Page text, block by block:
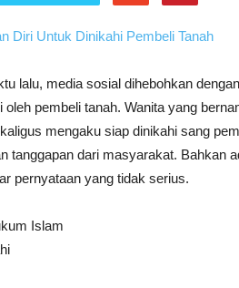
lalu, media sosial dihebohkan
pembeli tanah. Wanita yang
mengaku siap dinikahi sang
tanggapan dari masyarakat. Bahkan
pernyataan yang tidak serius.